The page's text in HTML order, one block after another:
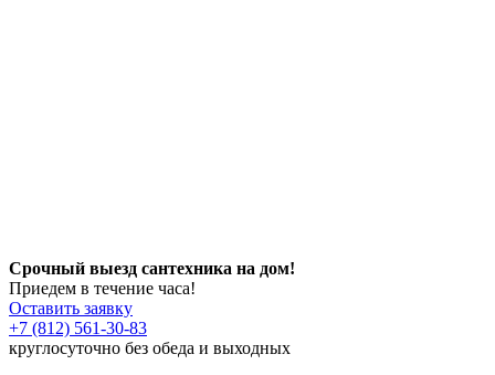
Срочный выезд сантехника на дом!
Приедем в течение часа!
Оставить заявку
+7 (812) 561-30-83
круглосуточно без обеда и выходных